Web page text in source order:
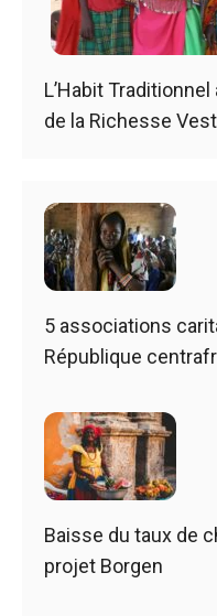
L’Habit
de la Richesse
5 associations
République
Baisse du taux de
projet Borgen